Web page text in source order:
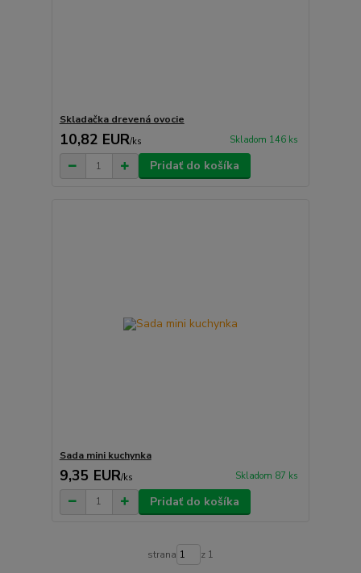
Skladačka drevená ovocie
10,82 EUR/ks Skladom 146 ks
Pridať do košíka
Sada mini kuchynka
9,35 EUR/ks Skladom 87 ks
Pridať do košíka
strana z 1